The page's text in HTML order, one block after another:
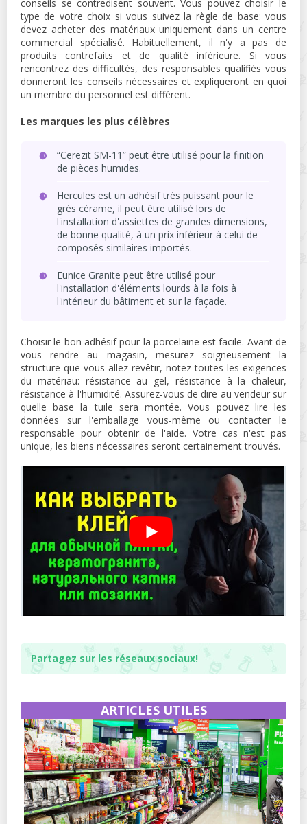
conseils se contredisent souvent. Vous pouvez choisir le
type de votre choix si vous suivez la règle de base: vous
devez acheter des matériaux uniquement dans un centre
commercial spécialisé. Habituellement, il n'y a pas de
produits contrefaits et de qualité inférieure. Si vous
rencontrez des difficultés, des responsables qualifiés vous
donneront les conseils nécessaires et expliqueront en quoi
un membre du personnel est différent.
Les marques les plus célèbres
“Cerezit SM-11” peut être utilisé pour la finition
de pièces humides.
Hercules est un adhésif très puissant pour le
grès cérame, il peut être utilisé lors de
l'installation d'assiettes de grandes dimensions,
de bonne qualité, à un prix inférieur à celui de
composés similaires importés.
Eunice Granite peut être utilisé pour
l'installation d'éléments lourds à la fois à
l'intérieur du bâtiment et sur la façade.
Choisir le bon adhésif pour la porcelaine est facile. Avant de
vous rendre au magasin, mesurez soigneusement la
structure que vous allez revêtir, notez toutes les exigences
du matériau: résistance au gel, résistance à la chaleur,
résistance à l'humidité. Assurez-vous de dire au vendeur sur
quelle base la tuile sera montée. Vous pouvez lire les
données sur l'emballage vous-même ou contacter le
responsable pour obtenir de l'aide. Votre cas n'est pas
unique, les biens nécessaires seront certainement trouvés.
Partagez sur les réseaux sociaux!
ARTICLES UTILES